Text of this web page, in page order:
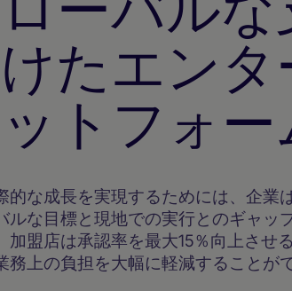
たエン
トフォ
的な成長を実現するためには、企業
ルな目標と現地での実行とのギャッ
加盟店は承認率を最大15％向上させ
務上の負担を大幅に軽減することが